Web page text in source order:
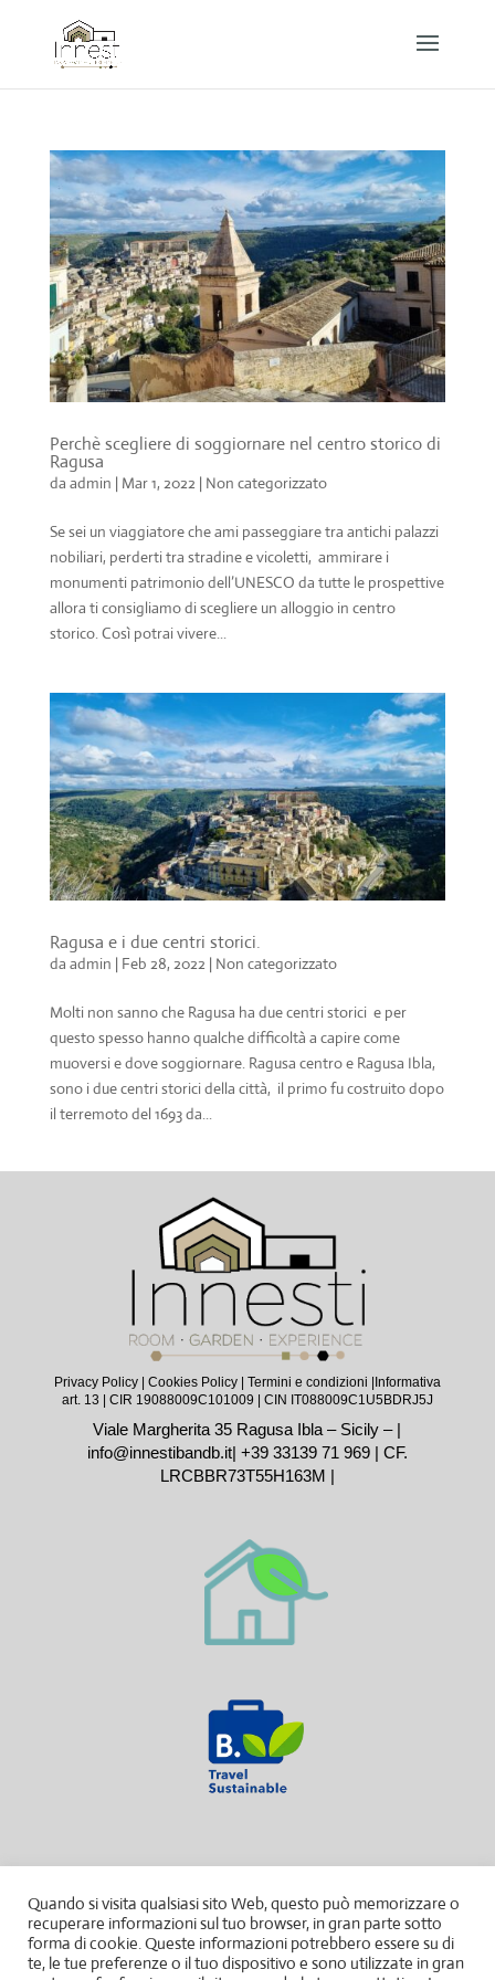
Perchè scegliere di soggiornare nel centro storico di
Ragusa
da admin | Mar 1, 2022 | Non categorizzato
Se sei un viaggiatore che ami passeggiare tra antichi palazzi
nobiliari, perderti tra stradine e vicoletti, ammirare i
monumenti patrimonio dell’UNESCO da tutte le prospettive
allora ti consigliamo di scegliere un alloggio in centro
storico. Così potrai vivere...
Ragusa e i due centri storici.
da admin | Feb 28, 2022 | Non categorizzato
Molti non sanno che Ragusa ha due centri storici e per
questo spesso hanno qualche difficoltà a capire come
muoversi e dove soggiornare. Ragusa centro e Ragusa Ibla,
sono i due centri storici della città, il primo fu costruito dopo
il terremoto del 1693 da...
Privacy Policy| Cookies Policy| Termini e condizioni |
Informativa
art. 13 | CIR 19088009C101009 | CIN IT088009C1U5BDRJ5J
Viale Margherita 35 Ragusa Ibla – Sicily – |
info@innestibandb.it| +39 33139 71 969| CF.
LRCBBR73T55H163M |
Quando si visita qualsiasi sito Web, questo può memorizzare o
recuperare informazioni sul tuo browser, in gran parte sotto
forma di cookie. Queste informazioni potrebbero essere su di
te, le tue preferenze o il tuo dispositivo e sono utilizzate in gran